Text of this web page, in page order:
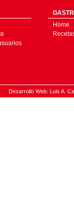
Home
Desarrollo Web: Luis